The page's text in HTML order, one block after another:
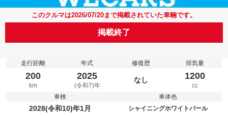
このクルマは2026/07/20まで掲載されていた車輛です。
掲載終了
走行距離
200
km
年式
2025
(令和7)年
修復歴
なし
排気量
1200
cc
車検
2028(令和10)年1月
車体色
シャイニングホワイトパール